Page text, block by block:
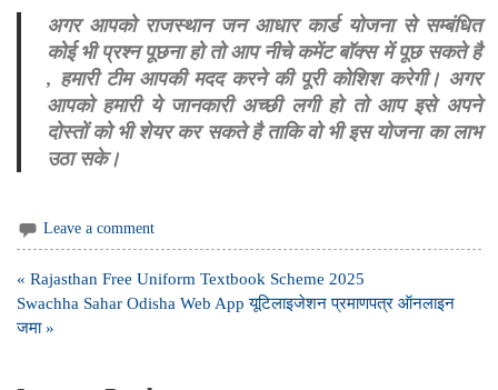
अगर आपको राजस्थान जन आधार कार्ड योजना से सम्बंधित
कोई भी प्रश्न पूछना हो तो आप नीचे कमेंट बॉक्स में पूछ सकते है
, हमारी टीम आपकी मदद करने की पूरी कोशिश करेगी। अगर
आपको हमारी ये जानकारी अच्छी लगी हो तो आप इसे अपने
दोस्तों को भी शेयर कर सकते है ताकि वो भी इस योजना का लाभ
उठा सके।
Leave a comment
Post
navigation
« Rajasthan Free Uniform Textbook Scheme 2025
Swachha Sahar Odisha Web App यूटिलाइजेशन प्रमाणपत्र ऑनलाइन
जमा »